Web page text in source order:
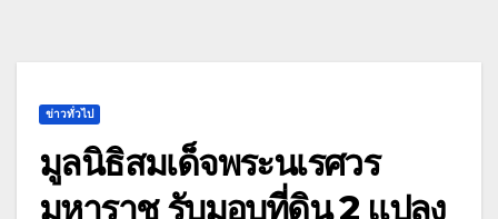
ข่าวทั่วไป
มูลนิธิสมเด็จพระนเรศวร
มหาราช รับมอบที่ดิน 2 แปลง